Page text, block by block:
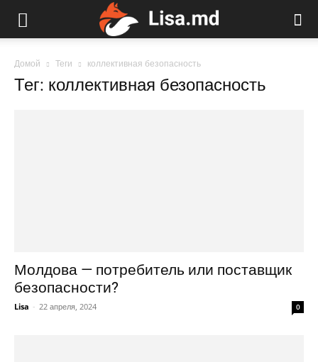
Домой Теги коллективная безопасность
Тег: коллективная безопасность
Молдова — потребитель или поставщик
безопасности?
Lisa - 22 апреля, 2024 0